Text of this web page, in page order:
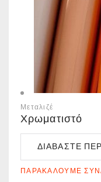
Μεταλιζέ
Χρωματιστό
ΔΙΑΒΆΣΤΕ
ΠΑΡΑΚΑΛΟΎΜΕ